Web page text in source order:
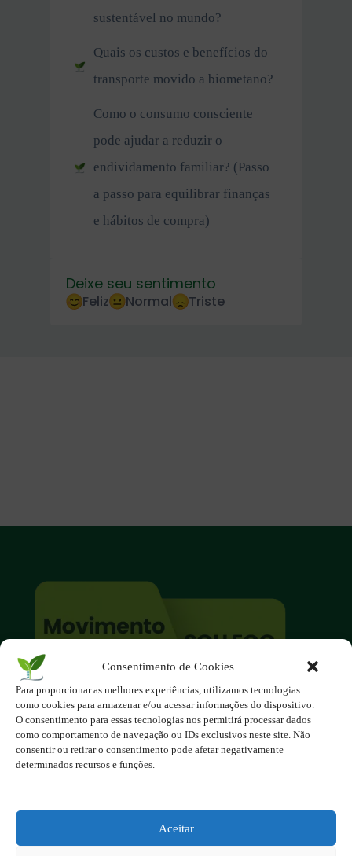
Consentimento de Cookies
Para proporcionar as melhores experiências, utilizamos tecnologias
como cookies para armazenar e/ou acessar informações do dispositivo.
O consentimento para essas tecnologias nos permitirá processar dados
como comportamento de navegação ou IDs exclusivos neste site. Não
consentir ou retirar o consentimento pode afetar negativamente
determinados recursos e funções.
Aceitar
sustentável no mundo?
Quais os custos e benefícios do
transporte movido a biometano?
Como o consumo consciente
pode ajudar a reduzir o
endividamento familiar? (Passo
a passo para equilibrar finanças
e hábitos de compra)
Deixe seu sentimento
Feliz Normal Triste
O site é um movimento ambientalista!
Participe você também!
Podemos fazer muito
se nos unirmos!
Contato - contato@123ecos.com.br
Política de Privacidade